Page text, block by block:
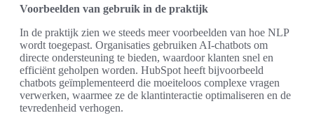
Voorbeelden van gebruik in de praktijk
In de praktijk zien we steeds meer voorbeelden van hoe NLP
wordt toegepast. Organisaties gebruiken AI-chatbots om
directe ondersteuning te bieden, waardoor klanten snel en
efficiënt geholpen worden. HubSpot heeft bijvoorbeeld
chatbots geïmplementeerd die moeiteloos complexe vragen
verwerken, waarmee ze de klantinteractie optimaliseren en de
tevredenheid verhogen.